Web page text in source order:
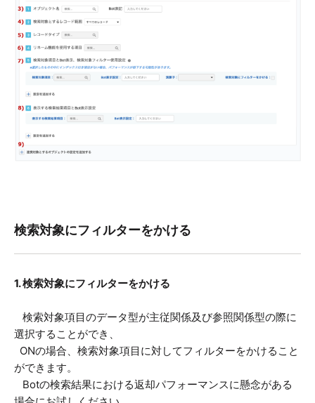
検索対象にフィルターをかける
1. 検索対象にフィルターをかける
検索対象項目のデータ型が主従関係及び参照関係型の際に
選択することができ、
ONの場合、検索対象項目に対してフィルターをかけること
ができます。
Botの検索結果における返却パフォーマンスに懸念がある